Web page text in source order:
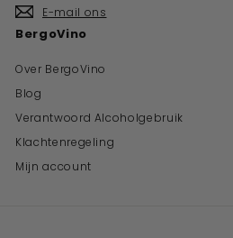
E-mail ons
BergoVino
Over BergoVino
Blog
Verantwoord Alcoholgebruik
Klachtenregeling
Mijn account